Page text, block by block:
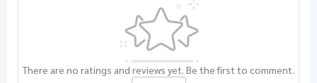
There are no ratings and reviews yet. Be the first to comment.